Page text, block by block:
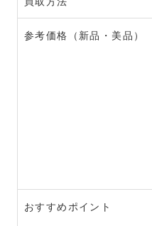
参考価格（新品・美品）
おすすめポイント